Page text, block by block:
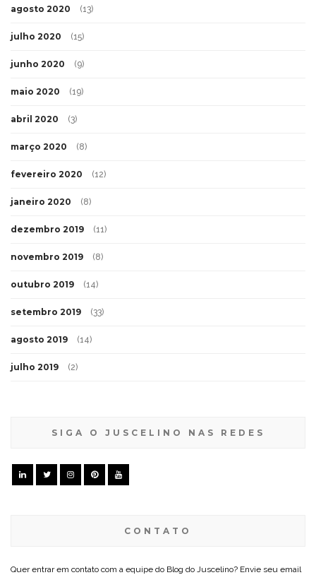
agosto 2020 (13)
julho 2020 (15)
junho 2020 (9)
maio 2020 (19)
abril 2020 (3)
março 2020 (8)
fevereiro 2020 (12)
janeiro 2020 (8)
dezembro 2019 (11)
novembro 2019 (8)
outubro 2019 (14)
setembro 2019 (33)
agosto 2019 (14)
julho 2019 (2)
SIGA O JUSCELINO NAS REDES
CONTATO
Quer entrar em contato com a equipe do Blog do Juscelino? Envie seu email